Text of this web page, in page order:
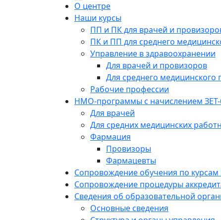
О центре
Наши курсы
ПП и ПК для врачей и
ПК и ПП для среднего
Управление в здравоохранении
Для врачей и провизоров
Для среднего
Рабочие профессии
НМО-программы с начислением
Для врачей
Для средних медицинских
Фармация
Провизоры
Фармацевты
Сопровождение обучения по
Сопровождение процедуры
Сведения об образовательной
Основные сведения